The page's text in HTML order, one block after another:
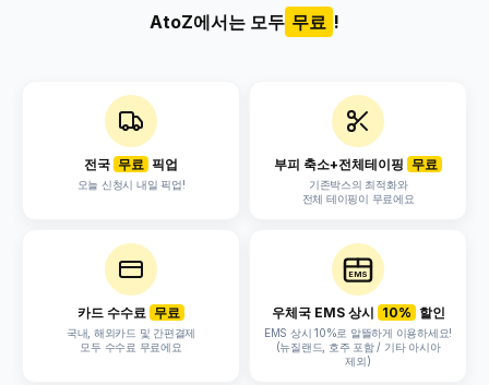
AtoZ에서는 모두 무료 !
전국 무료 픽업
오늘 신청시 내일 픽업!
부피 축소+전체테이핑 무료
기존박스의 최적화와
전체 테이핑이 무료에요
카드 수수료 무료
국내, 해외카드 및 간편결제
모두 수수료 무료에요
EMS
우체국 EMS 상시 10% 할인
EMS 상시 10%로 알뜰하게 이용하세요!
(뉴질랜드, 호주 포함 / 기타 아시아
제외)